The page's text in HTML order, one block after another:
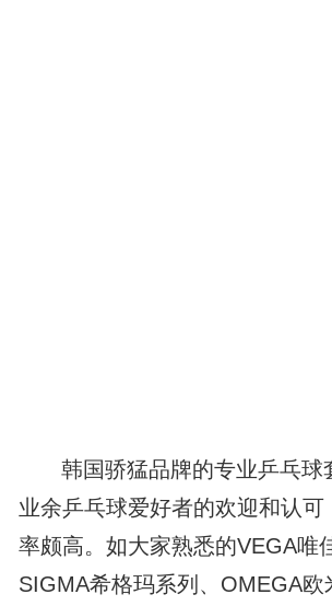
韩国骄猛品牌的专业乒乓球
业余乒乓球爱好者的欢迎和认可
率颇高。如大家熟悉的VEGA唯
SIGMA希格玛系列、OMEGA欧